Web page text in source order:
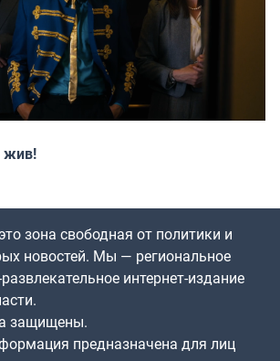
жив!
зона свободная от политики и
новостей. Мы — региональное
интернет-издание
защищены.
предназначена для лиц